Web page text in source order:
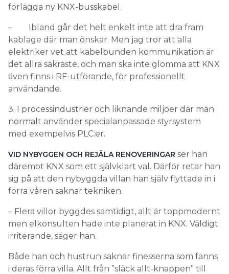
förlägga ny KNX-busskabel.
– Ibland går det helt enkelt inte att dra fram
kablage där man önskar. Men jag tror att alla
elektriker vet att kabelbunden kommunikation är
det allra säkraste, och man ska inte glömma att KNX
även finns i RF-utförande, för professionellt
användande.
3. I processindustrier och liknande miljöer där man
normalt använder specialanpassade styrsystem
med exempelvis PLC:er.
VID NYBYGGEN OCH REJÄLA RENOVERINGAR ser han
däremot KNX som ett självklart val. Därför retar han
sig på att den nybyggda villan han själv flyttade in i
förra våren saknar tekniken.
– Flera villor byggdes samtidigt, allt är toppmodernt
men elkonsulten hade inte planerat in KNX. Väldigt
irriterande, säger han.
Både han och hustrun saknar finesserna som fanns
i deras förra villa. Allt från ”släck allt-knappen” till